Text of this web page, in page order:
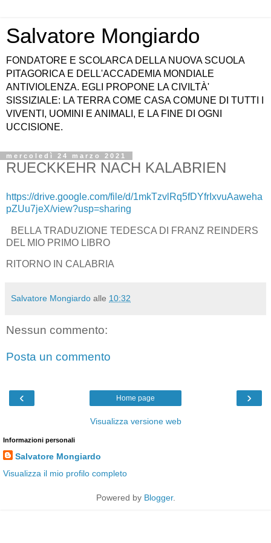
Salvatore Mongiardo
FONDATORE E SCOLARCA DELLA NUOVA SCUOLA
PITAGORICA E DELL'ACCADEMIA MONDIALE
ANTIVIOLENZA. EGLI PROPONE LA CIVILTÀ'
SISSIZIALE: LA TERRA COME CASA COMUNE DI TUTTI I
VIVENTI, UOMINI E ANIMALI, E LA FINE DI OGNI
UCCISIONE.
mercoledì 24 marzo 2021
RUECKKEHR NACH KALABRIEN
https://drive.google.com/file/d/1mkTzvlRq5fDYfrIxvuAaweha
pZUu7jeX/view?usp=sharing
BELLA TRADUZIONE TEDESCA DI FRANZ REINDERS
DEL MIO PRIMO LIBRO
RITORNO IN CALABRIA
Salvatore Mongiardo alle 10:32
Nessun commento:
Posta un commento
‹ ›
Home page
Visualizza versione web
Informazioni personali
Salvatore Mongiardo
Visualizza il mio profilo completo
Powered by Blogger.